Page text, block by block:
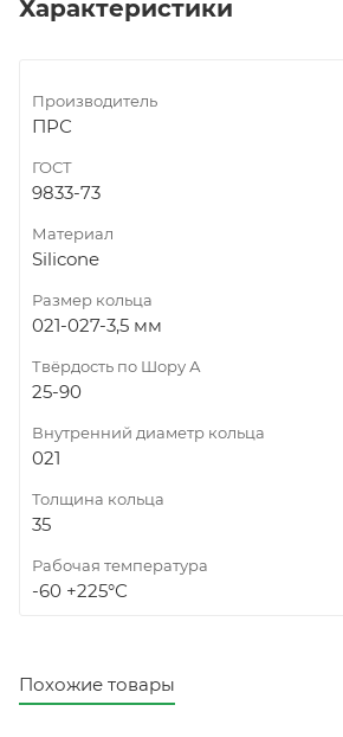
Характеристики
Производитель
ПРС
ГОСТ
9833-73
Материал
Silicone
Размер кольца
021-027-3,5 мм
Твёрдость по Шору А
25-90
Внутренний диаметр кольца
021
Толщина кольца
35
Рабочая температура
-60 +225°С
Похожие товары